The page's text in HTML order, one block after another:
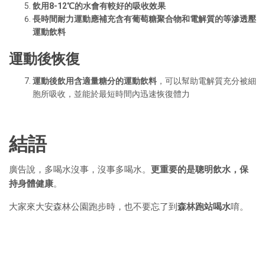
飲用8-12℃的水會有較好的吸收效果
長時間耐力運動應補充含有葡萄糖聚合物和電解質的等滲透壓
運動飲料
運動後恢復
運動後飲用含適量糖分的運動飲料 ，可以幫助電解質充分被細
胞所吸收，並能於最短時間內迅速恢復體力
結語
廣告說，多喝水沒事，沒事多喝水。 更重要的是聰明飲水，保
持身體健康。
大家來大安森林公園跑步時，也不要忘了到 森林跑站喝水唷。